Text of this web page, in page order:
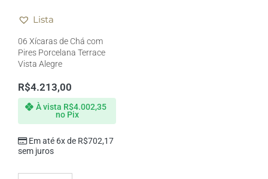
Lista
06 Xícaras de Chá com
Pires Porcelana Terrace
Vista Alegre
R$4.213,00
Em até 6x de R$702,17
sem juros
À vista R$4.002,35
no Pix